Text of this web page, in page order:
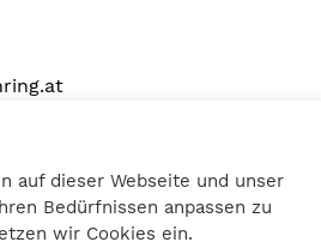
auf dieser Webseite und unser
Bedürfnissen anpassen zu
wir Cookies ein.